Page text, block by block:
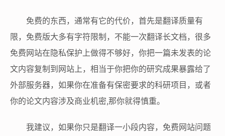
免费的东西，通常有它的代价，首先是翻译质量有
限，免费版大多有字符限制，不能一次翻译长文档，很多
免费网站在隐私保护上做得不够好，你把一篇未发表的论
文内容复制到网站上，相当于你把你的研究成果暴露给了
外部服务器，如果你在准备有保密要求的科研项目，或者
你的论文内容涉及商业机密,那你就得慎重。
我建议，如果你只是翻译一小段内容，免费网站问题